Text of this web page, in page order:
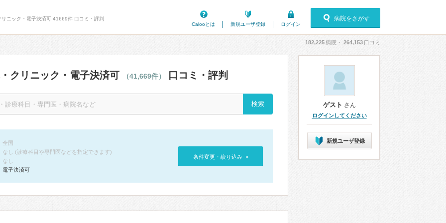
ニック・電子決済可 41669件 口コミ・評判
Calooとは
新規ユーザ登録 ログイン
病院をさがす
182,225病院・ 264,153 口コミ
クリニック・電子決済可 （41,669件） 口コミ・評判
全国
なし (診療科目や専門医などを指定できます)
なし
電子決済可
条件変更・絞り込み »
ゲスト さん
ログインしてください
新規ユーザ登録